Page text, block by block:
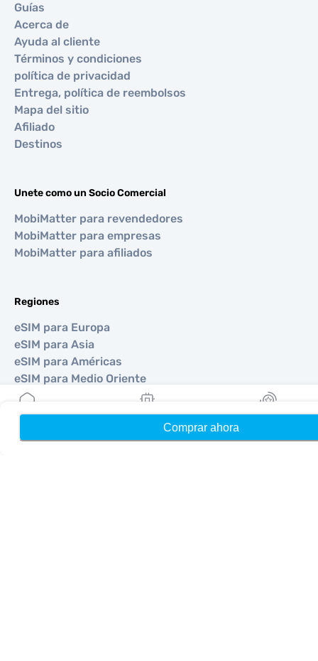
Comprar ahora
Guías
Acerca de
Ayuda al cliente
Términos y condiciones
política de privacidad
Entrega, política de reembolsos
Mapa del sitio
Afiliado
Destinos
Unete como un Socio Comercial
MobiMatter para revendedores
MobiMatter para empresas
MobiMatter para afiliados
Regiones
eSIM para Europa
eSIM para Asia
eSIM para Américas
eSIM para Medio Oriente
eSIM para Oceanía
eSIM para África
Mis eSIMs